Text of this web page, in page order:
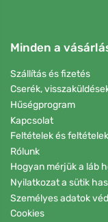
Minden a
Szállítás és fizetés
Cserék,
Hűségprogram
Kapcsolat
Feltételek és feltételek
Rólunk
Hogyan mérjük a láb
Nyilatkozat a sütik
Személyes adatok
Cookies